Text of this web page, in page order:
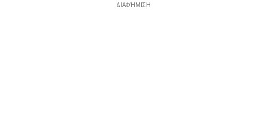
ΔΙΑΦΉΜΙΣΗ